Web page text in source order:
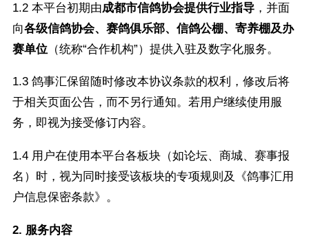
1.2 本平台初期由成都市信鸽协会提供行业指导，并面
向各级信鸽协会、赛鸽俱乐部、信鸽公棚、寄养棚及办
赛单位（统称“合作机构”）提供入驻及数字化服务。
1.3 鸽事汇保留随时修改本协议条款的权利，修改后将
于相关页面公告，而不另行通知。若用户继续使用服
务，即视为接受修订内容。
1.4 用户在使用本平台各板块（如论坛、商城、赛事报
名）时，视为同时接受该板块的专项规则及《鸽事汇用
户信息保密条款》。
2. 服务内容